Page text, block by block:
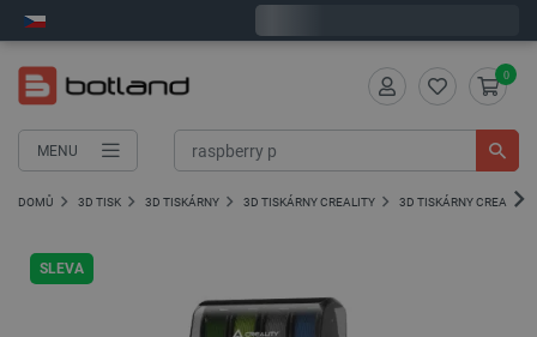
MENU
0
DOMŮ 3D TISK 3D TISKÁRNY 3D TISKÁRNY CREALITY 3D TISKÁRNY CREALITY
SLEVA